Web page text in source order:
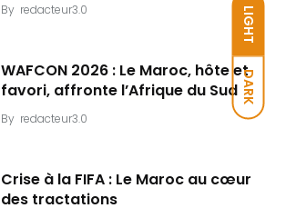
LIGHT
DARK
By redacteur3.0
WAFCON 2026 : Le Maroc, hôte et
favori, affronte l’Afrique du Sud
By redacteur3.0
Crise à la FIFA : Le Maroc au cœur
des tractations